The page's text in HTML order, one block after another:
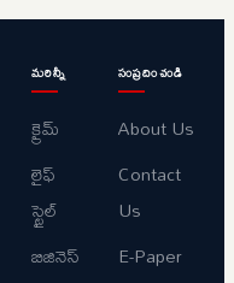
మరిన్నీ
క్రైమ్
లైఫ్
స్టైల్
బిజినెస్
సంప్రదించండి
About Us
Contact
Us
E-Paper